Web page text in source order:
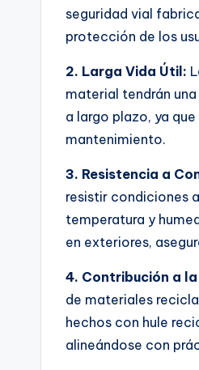
seguridad vial
protección de los
2. Larga Vida Útil:
material tendrán
a largo plazo, ya
mantenimiento.
3. Resistencia a
resistir condiciones
temperatura y
en exteriores,
4. Contribución a
de materiales
hechos con hule
alineándose con